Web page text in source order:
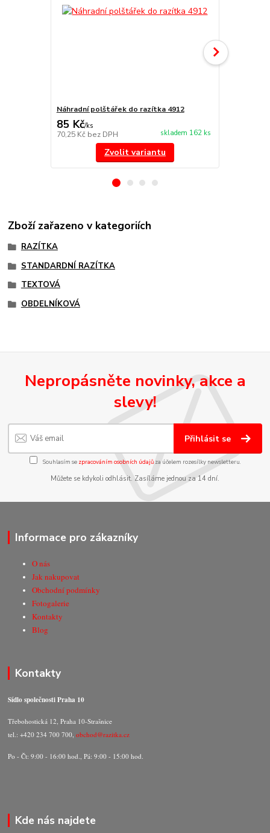
Náhradní polštářek do razítka 4912
85 Kč/ks
70,25 Kč bez DPH skladem 162 ks
Zvolit variantu
Zboží zařazeno v kategoriích
RAZÍTKA
STANDARDNÍ RAZÍTKA
TEXTOVÁ
OBDELNÍKOVÁ
Nepropásněte novinky, akce a
slevy!
Přihlásit se
Souhlasím se zpracováním osobních údajůza účelem rozesílky newsletteru.
Můžete se kdykoli odhlásit. Zasíláme jednou za 14 dní.
Informace pro zákazníky
O nás
Jak nakupovat
Obchodní podmínky
Fotogalerie
Kontakty
Blog
Kontakty
Sídlo společnosti Praha 10
Třebohostická 12, Praha 10-Strašnice
tel.: +420 234 700 700,obchod@razitka.cz
Po - Čt: 9:00 - 16:00 hod., Pá: 9:00 - 15:00 hod.
Kde nás najdete